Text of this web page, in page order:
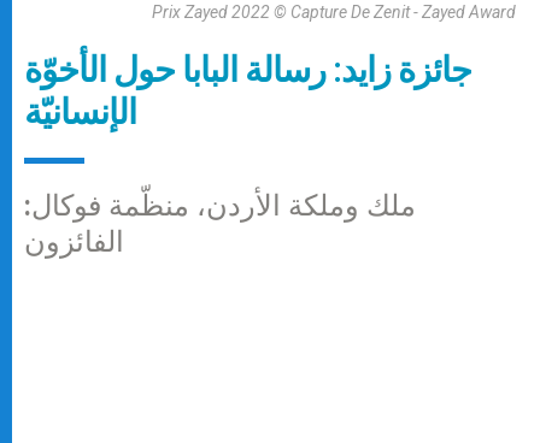
Prix Zayed 2022 © Capture De Zenit - Zayed Award
جائزة زايد: رسالة البابا حول الأخوّة
الإنسانيّة
ملك وملكة الأردن، منظّمة فوكال:
الفائزون